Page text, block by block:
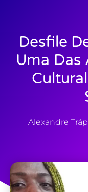
Desfile
Uma Das
Alexandre